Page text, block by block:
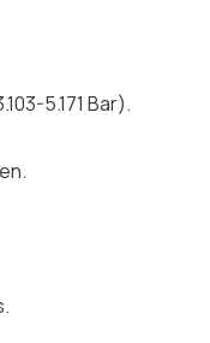
5.171 Bar).